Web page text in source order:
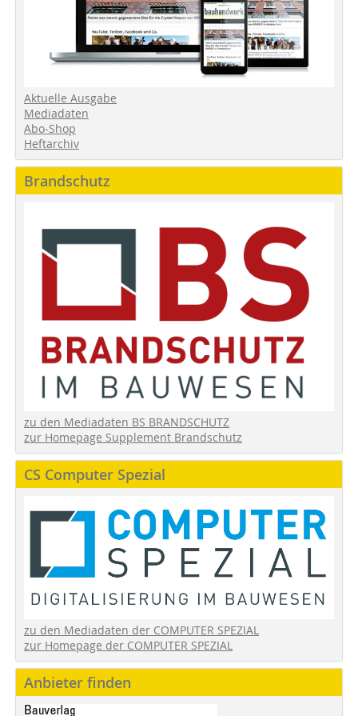
Aktuelle Ausgabe
Mediadaten
Abo-Shop
Heftarchiv
Brandschutz
zu den Mediadaten BS BRANDSCHUTZ
zur Homepage Supplement Brandschutz
CS Computer Spezial
zu den Mediadaten der COMPUTER SPEZIAL
zur Homepage der COMPUTER SPEZIAL
Anbieter finden